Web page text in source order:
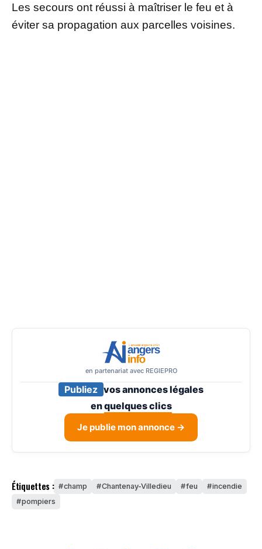
Les secours ont réussi à maîtriser le feu et à
éviter sa propagation aux parcelles voisines.
en partenariat avec REGIEPRO
Publiez vos annonces légales
enquelques clics
Je publie mon annonce →
Étiquettes : champ Chantenay-Villedieu feu
incendie
pompiers